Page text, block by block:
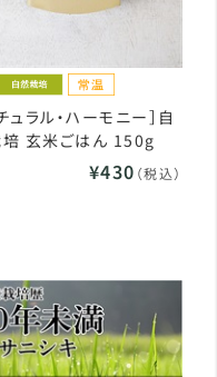
ュラル・ハーモニー］自
玄米ごはん 150g
¥430 （税込）